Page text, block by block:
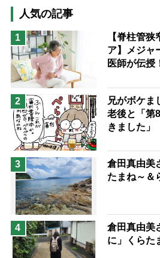
高木ブー
ケアマネジャー
猫が母になつきません
息子の遠距離介護サバイバル術
兄がボケました
予防法
人気の記事
1
【脊柱管
ア】メジャ
医師が伝授
2
兄がボケま
老後と「第
きました」
3
倉田真由美
たまね～＆
4
倉田真由美
に」くらた